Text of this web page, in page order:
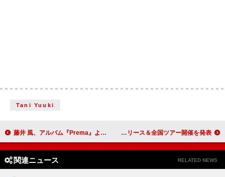
Tani Yuuki
藤井 風、アルバム『Prema』より「Casket Girl」MV公開 TOOBOE、ニューアルバム『EVER GREEN』リリース＆全国ツアー開催を発表
関連ニュース RELATED NEWS